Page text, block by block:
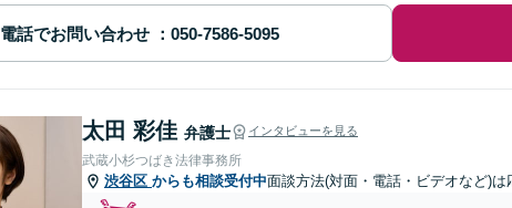
電話でお問い合わせ
太田 彩佳 弁護士 インタビューを見る
武蔵小杉つばき法律事務所
渋谷区 からも相談受付中面談方法(対面・電話・ビデオなど)は